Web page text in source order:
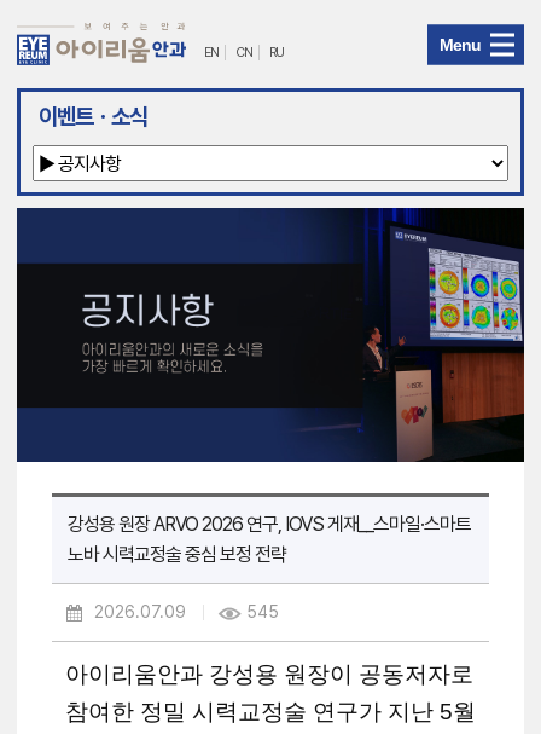
아
리
안
과
EN CN RU Menu
이벤트ㆍ소식
강성용 원장 ARVO 2026 연구, IOVS 게재__스마일·스마트
노바 시력교정술 중심 보정 전략
2026.07.09 545
아이리움안과 강성용 원장이 공동저자로
참여한 정밀 시력교정술 연구가 지난 5월